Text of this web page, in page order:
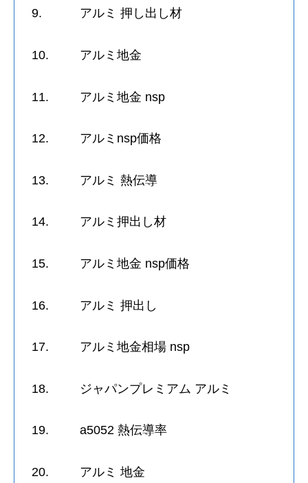
9. アルミ 押し出し材
10. アルミ地金
11. アルミ地金 nsp
12. アルミnsp価格
13. アルミ 熱伝導
14. アルミ押出し材
15. アルミ地金 nsp価格
16. アルミ 押出し
17. アルミ地金相場 nsp
18. ジャパンプレミアム アルミ
19. a5052 熱伝導率
20. アルミ 地金